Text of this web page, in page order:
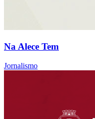
Na Alece Tem
Jornalismo